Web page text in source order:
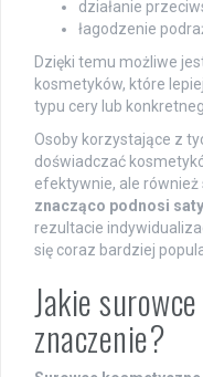
działanie
łagodzenie
Dzięki temu możliwe
kosmetyków, które
typu cery lub
Osoby korzystające z
doświadczać
efektywnie, ale również
znacząco podnosi
rezultacie
się coraz bardziej
Jakie
znaczenie?